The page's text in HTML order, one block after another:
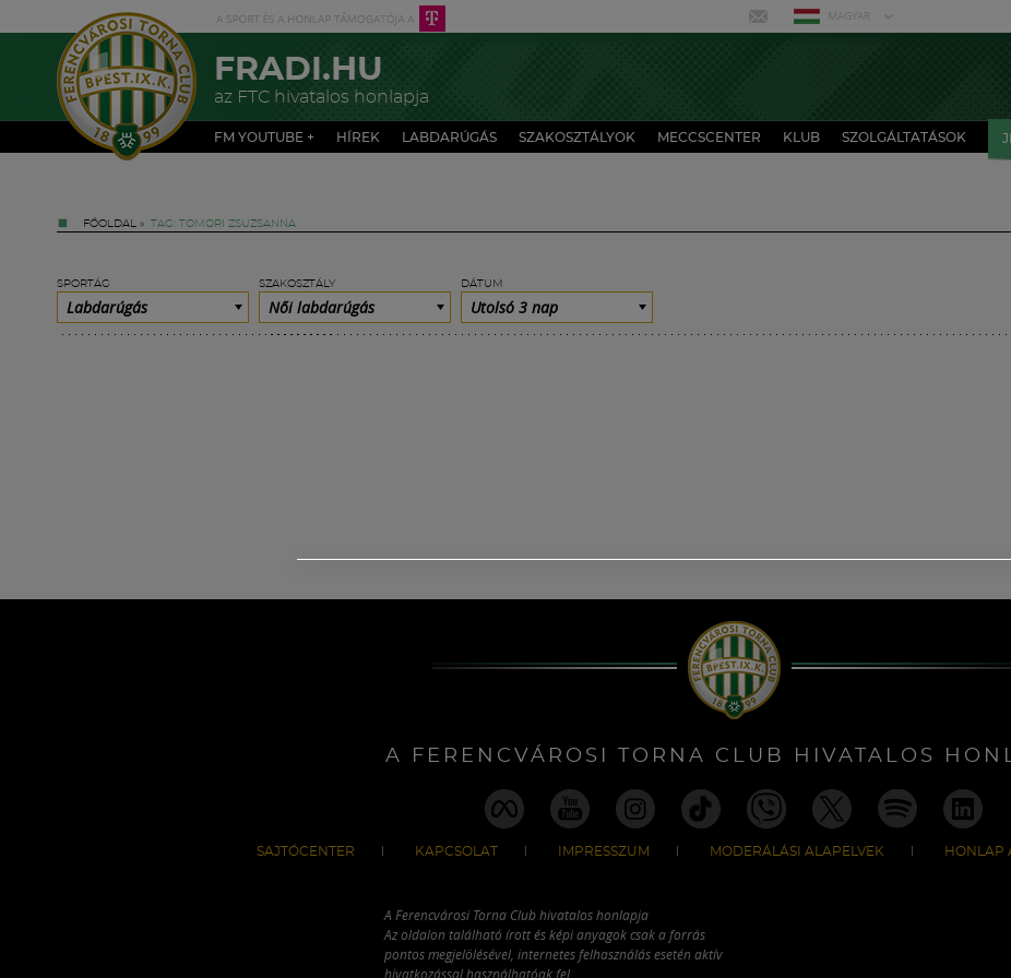
MAGYAR
FRADI.HU
az FTC hivatalos honlapja
FM YOUTUBE + HÍREK LABDARÚGÁS SZAKOSZTÁLYOK MECCSCENTER KLUB SZOLGÁLTATÁSOK
FŐOLDAL » TAG: TOMORI ZSUZSANNA
SPORTÁG
Labdarúgás
SZAKOSZTÁLY
Női labdarúgás
DÁTUM
Utolsó 3 nap
A FERENCVÁROSI TORNA CLUB HIVATALOS
SAJTÓCENTER KAPCSOLAT IMPRESSZUM MODERÁLÁSI ALAPELVEK HONLAP
A Ferencvárosi Torna Club hivatalos honlapja
Az oldalon található írott és képi anyagok csak a forrás
pontos megjelölésével, internetes felhasználás esetén aktív
hivatkozással használhatóak fel.